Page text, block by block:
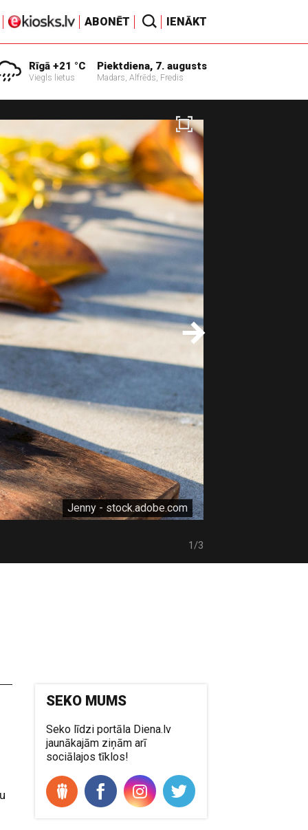
ABONĒT IENĀKT
Rīgā +21 °C
Viegls lietus
Piektdiena, 7. augusts
Madars, Alfrēds, Fredis
Jenny - stock.adobe.com
1/3
SEKO MUMS
Seko līdzi portāla Diena.lv
jaunākajām ziņām arī
sociālajos tīklos!